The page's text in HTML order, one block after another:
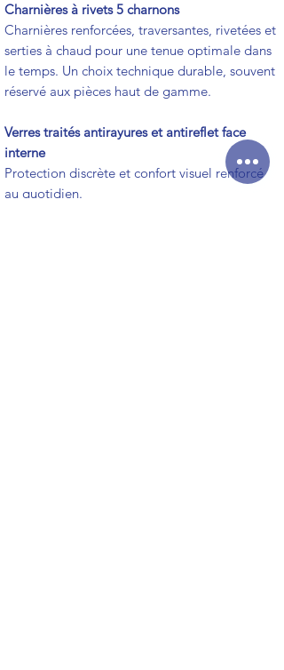
Charnières à rivets 5 charnons
Charnières renforcées, traversantes, rivetées et
serties à chaud pour une tenue optimale dans
le temps. Un choix technique durable, souvent
réservé aux pièces haut de gamme.
Verres traités antirayures et antireflet face
interne
Protection discrète et confort visuel renforcé
au quotidien.